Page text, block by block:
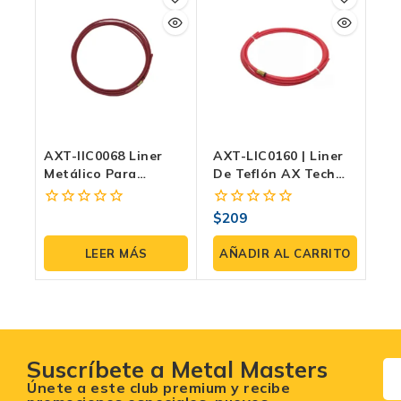
AXT-IIC0068 Liner
Metálico Para
Antorcha MIG/MAG |
fuera
5
LEER MÁS
AXT-LIC0160 | Liner
De Teflón AX Tech
Para Antorcha
MIG/MAG —
Alimentación De
Microalambre Suave
0
fuera
de
5
$209
AÑADIR AL CARRITO
Suscríbete a Metal Masters
Únete a este club premium y recibe